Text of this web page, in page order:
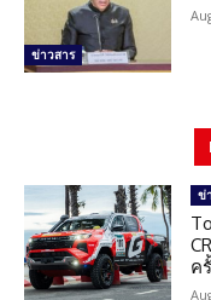
ข่าวสาร
ข่
ค